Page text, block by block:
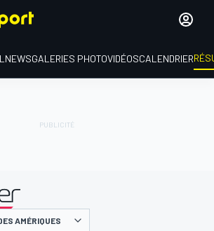
NEWSGALERIES PHOTOVIDÉOSCALENDRIER
AMÉRIQUES